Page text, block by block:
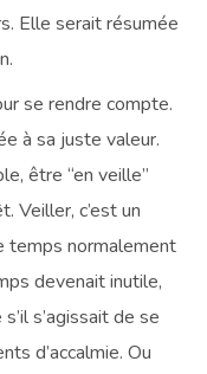
Elle serait résumée
se rendre compte.
à sa juste valeur.
être “en veille”
Veiller, c’est un
temps normalement
devenait inutile,
s’agissait de se
d’accalmie. Ou